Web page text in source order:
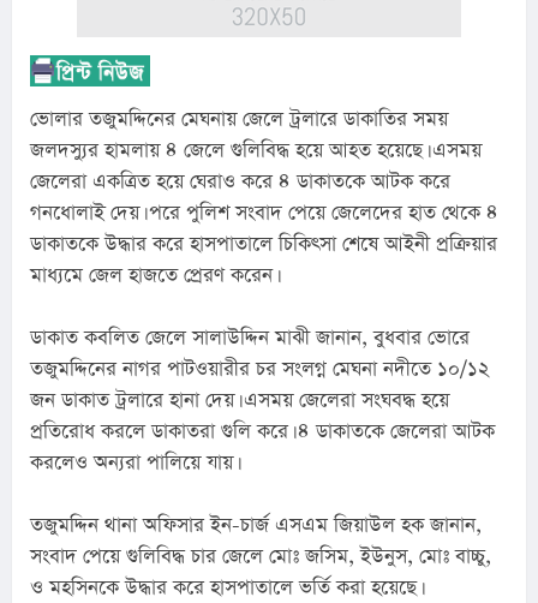
ভোলার তজুমদ্দিনের মেঘনায় জেলে ট্রলারে ডাকাতির সময়
জলদস্যুর হামলায় ৪ জেলে গুলিবিদ্ধ হয়ে আহত হয়েছে। এসময়
জেলেরা একত্রিত হয়ে ঘেরাও করে ৪ ডাকাতকে আটক করে
গনধোলাই দেয়। পরে পুলিশ সংবাদ পেয়ে জেলেদের হাত থেকে ৪
ডাকাতকে উদ্ধার করে হাসপাতালে চিকিৎসা শেষে আইনী প্রক্রিয়ার
মাধ্যমে জেল হাজতে প্রেরণ করেন।
ডাকাত কবলিত জেলে সালাউদ্দিন মাঝী জানান, বুধবার ভোরে
তজুমদ্দিনের নাগর পাটওয়ারীর চর সংলগ্ন মেঘনা নদীতে ১০/১২
জন ডাকাত ট্রলারে হানা দেয়। এসময় জেলেরা সংঘবদ্ধ হয়ে
প্রতিরোধ করলে ডাকাতরা গুলি করে। ৪ ডাকাতকে জেলেরা আটক
করলেও অন্যরা পালিয়ে যায়।
তজুমদ্দিন থানা অফিসার ইন-চার্জ এসএম জিয়াউল হক জানান,
সংবাদ পেয়ে গুলিবিদ্ধ চার জেলে মোঃ জসিম, ইউনুস, মোঃ বাচ্চু,
ও মহসিনকে উদ্ধার করে হাসপাতালে ভর্তি করা হয়েছে।